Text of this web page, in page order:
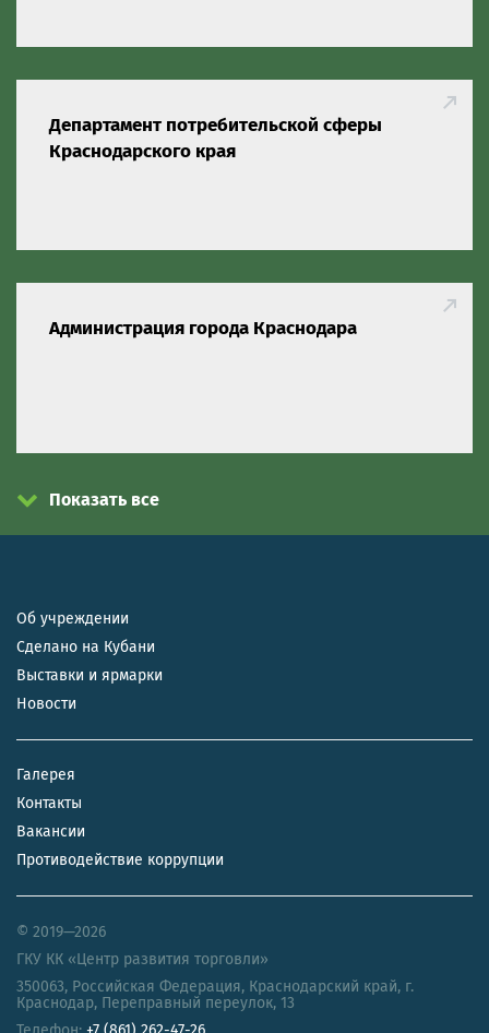
Департамент потребительской сферы
Краснодарского края
Администрация города Краснодара
Показать все
Об учреждении
Сделано на Кубани
Выставки и ярмарки
Новости
Галерея
Контакты
Вакансии
Противодействие коррупции
© 2019—2026
ГКУ КК «Центр развития торговли»
350063, Российская Федерация, Краснодарский край, г.
Краснодар, Переправный переулок, 13